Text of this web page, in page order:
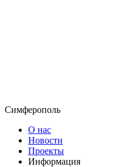
Симферополь
О нас
Новости
Проекты
Информация